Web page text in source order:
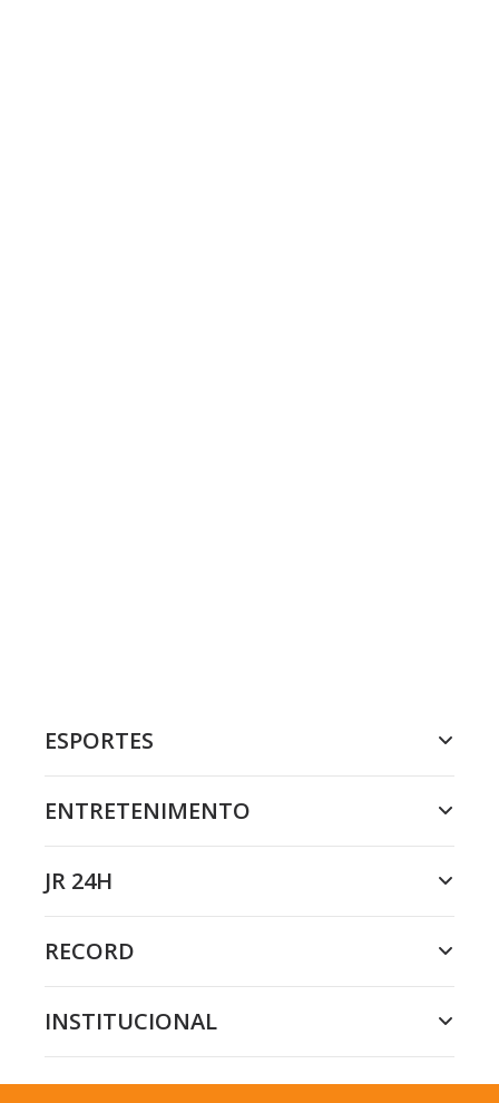
ESPORTES
ENTRETENIMENTO
JR 24H
RECORD
INSTITUCIONAL